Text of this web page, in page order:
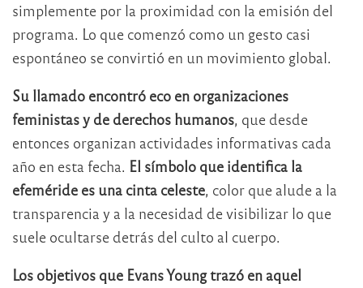
simplemente por la proximidad con la emisión del
programa. Lo que comenzó como un gesto casi
espontáneo se convirtió en un movimiento global.
Su llamado encontró eco en organizaciones
feministas y de derechos humanos, que desde
entonces organizan actividades informativas cada
año en esta fecha. El símbolo que identifica la
efeméride es una cinta celeste, color que alude a la
transparencia y a la necesidad de visibilizar lo que
suele ocultarse detrás del culto al cuerpo.
Los objetivos que Evans Young trazó en aquel